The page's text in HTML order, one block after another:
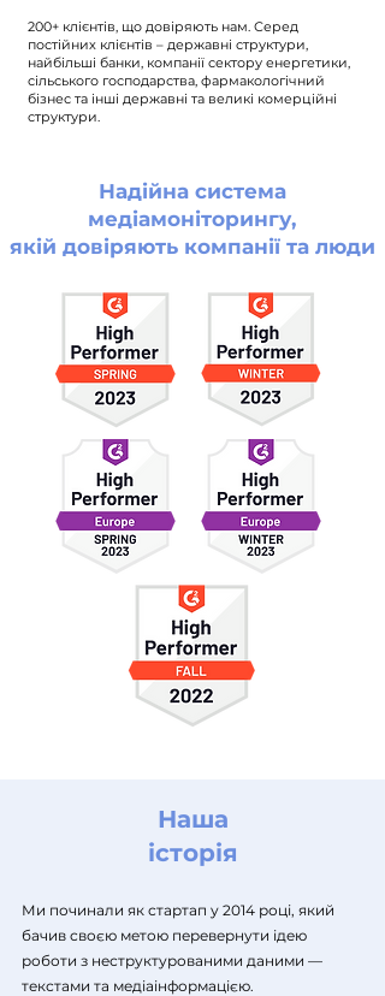
200+ клієнтів, що довіряють нам. Серед
постійних клієнтів – державні структури,
найбільші банки, компанії сектору енергетики,
сільського господарства, фармакологічний
бізнес та інші державні та великі комерційні
структури.
Надійна система
медіамоніторингу,
якій довіряють компанії та люди
Наша
історія
Ми починали як стартап у 2014 році, який
бачив своєю метою перевернути ідею
роботи з неструктурованими даними —
текстами та медіаінформацією.